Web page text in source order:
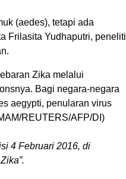
(aedes), tetapi ada
Frilasita Yudhaputri, peneliti
Zika melalui
Bagi negara-negara
aegypti, penularan virus
REUTERS/AFP/DI)
4 Februari 2016, di